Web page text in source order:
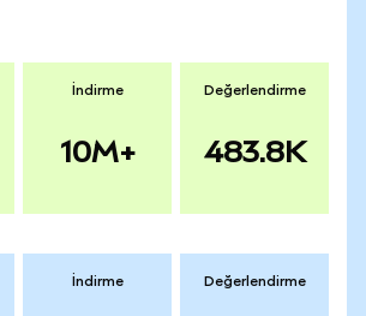
İndirme
10M+
Değerlendirme
483.8K
İndirme Değerlendirme